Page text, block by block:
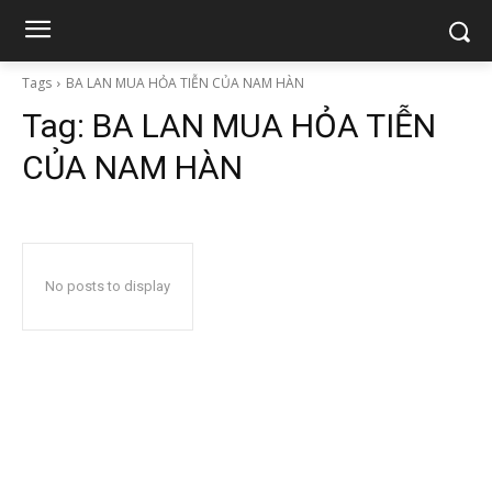
Tags BA LAN MUA HỎA TIỄN CỦA NAM HÀN
Tag: BA LAN MUA HỎA TIỄN
CỦA NAM HÀN
No posts to display